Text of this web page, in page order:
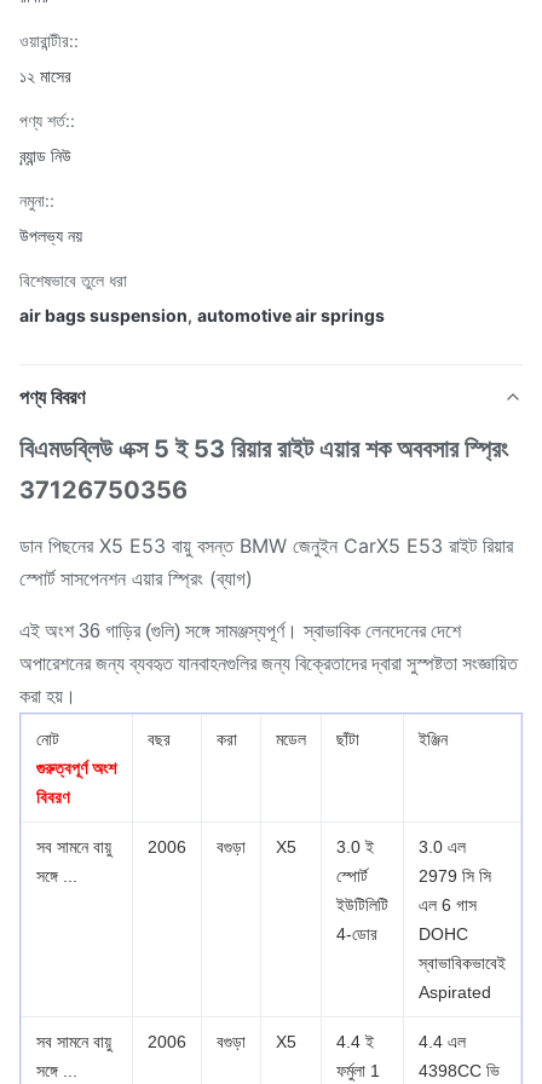
ওয়ারান্টীর::
১২ মাসের
পণ্য শর্ত::
ব্র্যান্ড নিউ
নমুনা::
উপলভ্য নয়
বিশেষভাবে তুলে ধরা
air bags suspension, automotive air springs
পণ্য বিবরণ
বিএমডব্লিউ এক্স 5 ই 53 রিয়ার রাইট এয়ার শক অববসার স্প্রিং
37126750356
ডান পিছনের X5 E53 বায়ু বসন্ত BMW জেনুইন CarX5 E53 রাইট রিয়ার
স্পোর্ট সাসপেনশন এয়ার স্প্রিং (ব্যাগ)
এই অংশ 36 গাড়ির (গুলি) সঙ্গে সামঞ্জস্যপূর্ণ। স্বাভাবিক লেনদেনের দেশে
অপারেশনের জন্য ব্যবহৃত যানবাহনগুলির জন্য বিক্রেতাদের দ্বারা সুস্পষ্টতা সংজ্ঞায়িত
করা হয়।
নোট
গুরুত্বপূর্ণ অংশ
বিবরণ
বছর করা মডেল ছাঁটা ইঞ্জিন
সব সামনে বায়ু
সঙ্গে ...
2006 বগুড়া X5
3.0 ই
স্পোর্ট
ইউটিলিটি
4-ডোর
3.0 এল
2979 সি সি
এল 6 গাস
DOHC
স্বাভাবিকভাবেই
Aspirated
সব সামনে বায়ু
সঙ্গে ...
2006 বগুড়া X5
4.4 ই
ফর্মুলা 1
4.4 এল
4398CC ভি